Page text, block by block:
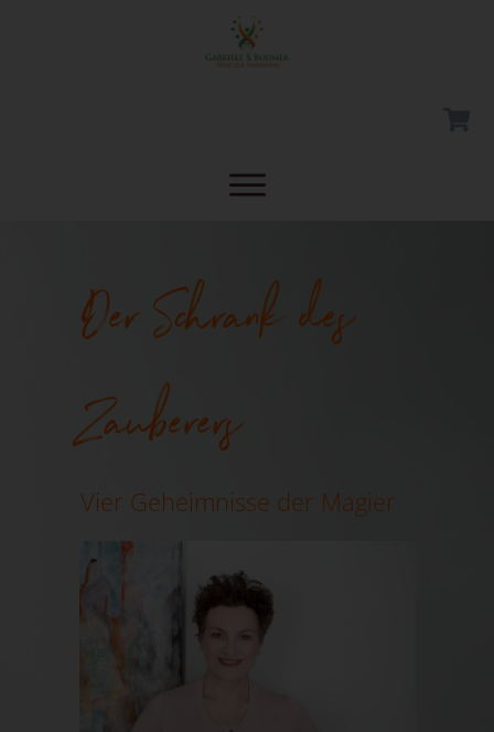
Der Schrank des
Zauberers
Vier Geheimnisse der Magier